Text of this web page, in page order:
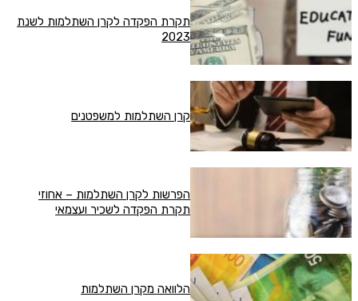
תקרת הפקדה לקרן השתלמות לשנת
2023
קרן השתלמות למשפטנים
הפרשות לקרן השתלמות – אחוזי
תקרת הפקדה לשכיר ועצמאי
הלוואה מקרן השתלמות